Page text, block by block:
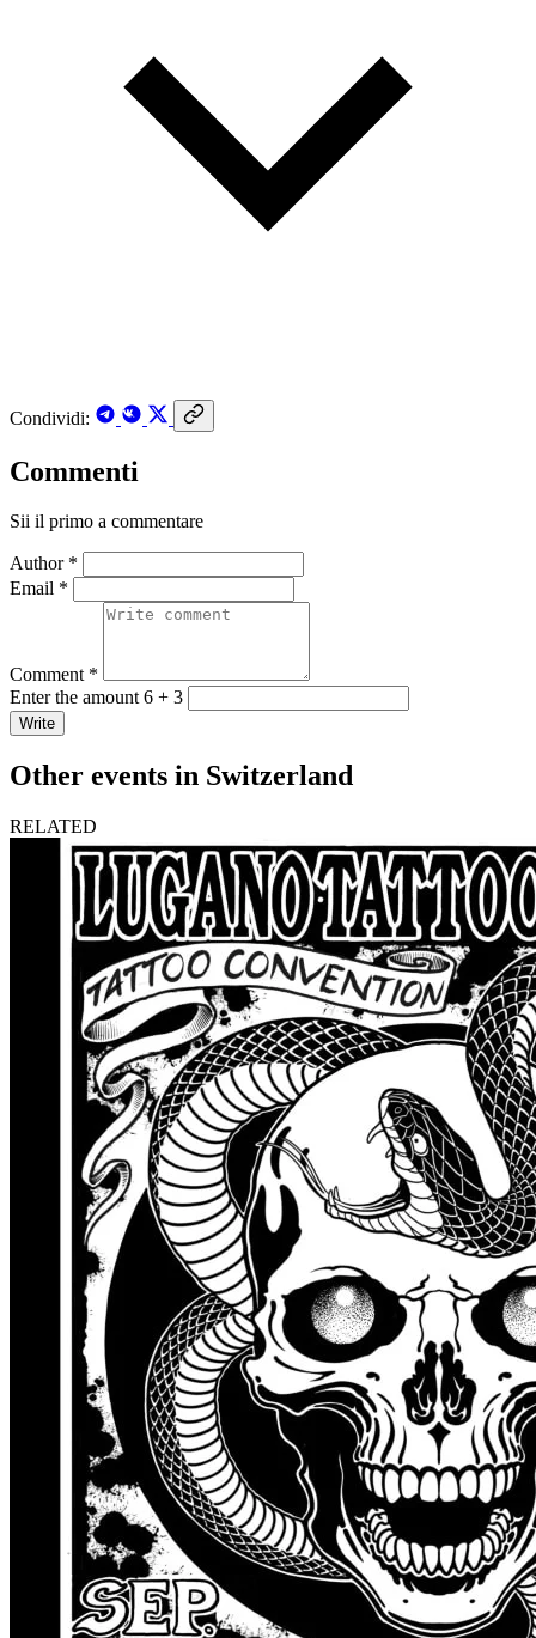
Condividi:
Commenti
Sii il primo a commentare
Author *
Email *
Comment *
Enter the amount 6 + 3
Write
Other events in Switzerland
RELATED